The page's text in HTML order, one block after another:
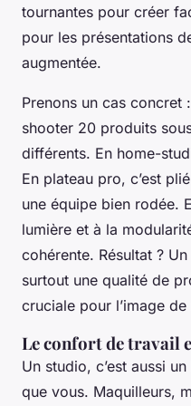
tournantes pour créer
pour les présentations
augmentée.
Prenons un cas concret
shooter 20 produits
différents. En home-
En plateau pro, c’est
une équipe bien rodée.
lumière et à la
cohérente. Résultat ?
surtout une qualité de
cruciale pour l’image de
Le confort de travail
Un studio, c’est aussi
que vous. Maquilleurs,